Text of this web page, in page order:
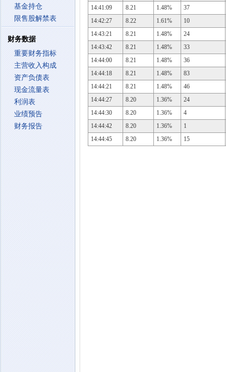
基金持仓
限售股解禁表
财务数据
重要财务指标
主营收入构成
资产负债表
现金流量表
利润表
业绩预告
财务报告
14:41:09
8.21 1.48%
37
14:42:27
8.22 1.61%
10
14:43:21
8.21 1.48%
24
14:43:42
8.21 1.48%
33
14:44:00
8.21 1.48%
36
14:44:18
8.21 1.48%
83
14:44:21
8.21 1.48%
46
14:44:27
8.20 1.36%
24
14:44:30
8.20 1.36%
4
14:44:42
8.20 1.36%
1
14:44:45
8.20 1.36% 15